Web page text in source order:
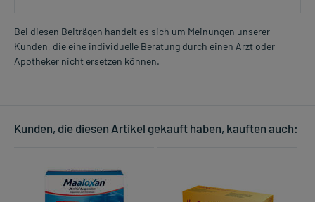
Bei diesen Beiträgen handelt es sich um Meinungen unserer
Kunden, die eine individuelle Beratung durch einen Arzt oder
Apotheker nicht ersetzen können.
Kunden, die diesen Artikel gekauft haben, kauften auch: